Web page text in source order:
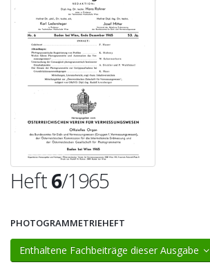
Heft6/1965
PHOTOGRAMMETRIEHEFT
Enthaltene Fachbeiträge dieser Ausgabe